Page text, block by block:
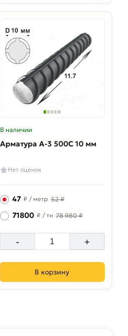
В наличии
Арматура A-3 500C 10 мм
Нет оценок
47 ₽ / метр 52 ₽
71800 ₽ / тн 78 980 ₽
- +
В корзину